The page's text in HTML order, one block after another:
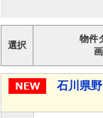
選択
物件
石川県